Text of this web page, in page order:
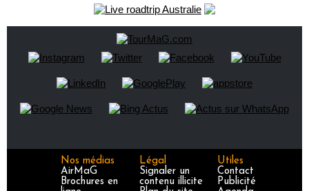
Nos médias
AirMaG
Brochures en
Légal
Signaler un
contenu illicite
Utiles
Contact
Publicité